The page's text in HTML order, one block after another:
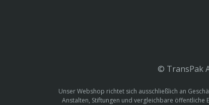
© TransPak
Unser Webshop richtet sich ausschließlich an
Anstalten, Stiftungen und vergleichbare öffentliche